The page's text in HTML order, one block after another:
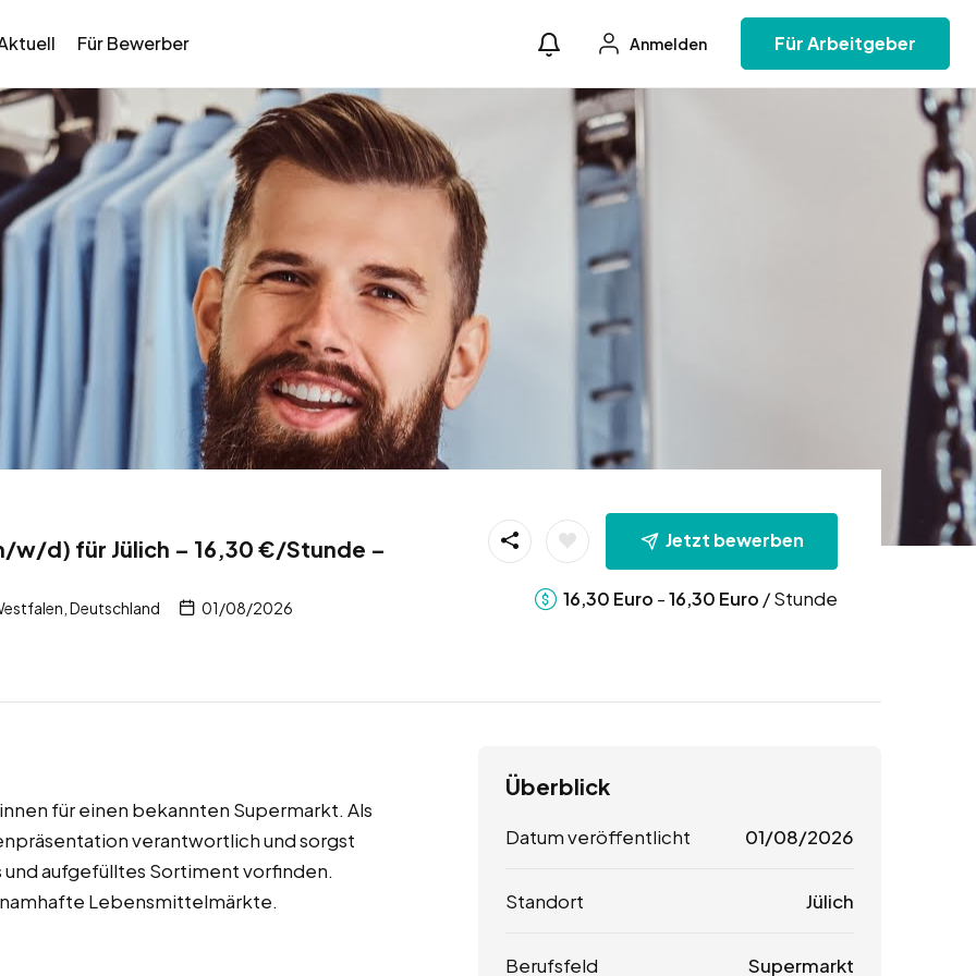
Für Bewerber Anmelden Für Arbeitgeber
w/d) für Jülich – 16,30 €/Stunde –
Deutschland 01/08/2026
Jetzt bewerben
16,30 Euro -16,30 Euro / Stunde
für einen bekannten Supermarkt. Als
verantwortlich und sorgst
aufgefülltes Sortiment vorfinden.
Lebensmittelmärkte.
Überblick
Datum veröffentlicht 01/08/2026
Standort Jülich
Berufsfeld Supermarkt